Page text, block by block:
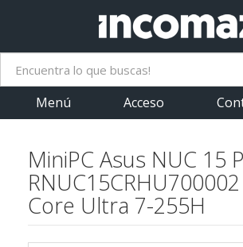
Menú Acceso
MiniPC Asus NUC 15
Core Ultra 7-255H